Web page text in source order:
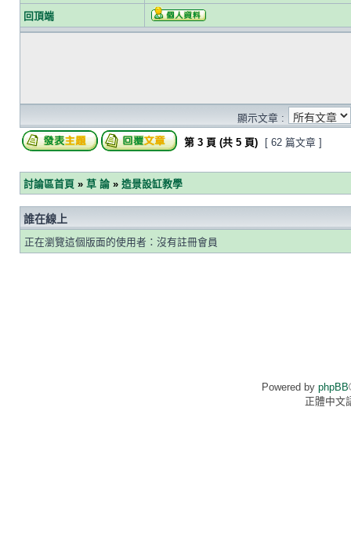
回頂端
顯示文章 :
第 3 頁 (共 5 頁) [ 62 篇文章 ]
討論區首頁 » 草 論 » 造景設缸教學
誰在線上
正在瀏覽這個版面的使用者：沒有註冊會員
Powered by phpBB
正體中文